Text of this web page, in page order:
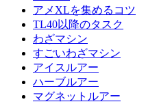
アメXLを集めるコツ
TL40以降のタスク
わざマシン
すごいわざマシン
アイスルアー
ハーブルアー
マグネットルアー